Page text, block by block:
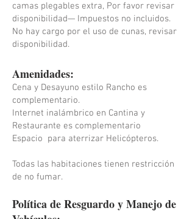
camas plegables extra, Por favor revisar
disponibilidad— Impuestos no incluidos.
No hay cargo por el uso de cunas, revisar
disponibilidad.
Amenidades:
Cena y Desayuno estilo Rancho es
complementario.
Internet inalámbrico en Cantina y
Restaurante es complementario
Espacio para aterrizar Helicópteros.
Todas las habitaciones tienen restricción
de no fumar.
Política de Resguardo y Manejo de